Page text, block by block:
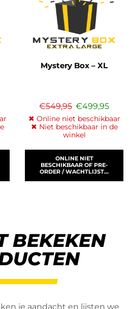
Mystery Box – XL
€549,95 €499,95
✖ Online niet beschikbaar
✖ Niet beschikbaar in de
winkel
ONLINE NIET
BESCHIKBAAR OF PRE-
ORDER / WACHTLIJST...
BEKEKEN
je aandacht en lijsten we